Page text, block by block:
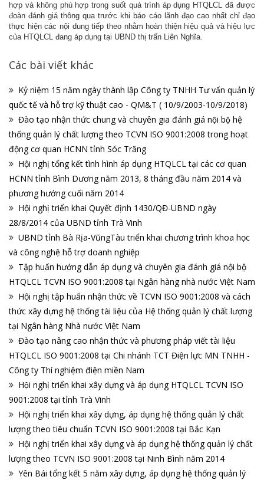
hợp và không phù hợp trong suốt quá trình áp dụng HTQLCL đã được
đoàn đánh giá thông qua trước khi báo cáo lãnh đạo cao nhất chỉ đạo
thực hiện các nội dung tiếp theo nhằm hoàn thiện hiệu quả và hiệu lực
của HTQLCL đang áp dụng tại UBND thị trấn Liên Nghĩa.
Các bài viết khác
Kỷ niệm 15 năm ngày thành lập Công ty TNHH Tư vấn quản lý
quốc tế và hỗ trợ kỹ thuật cao - QM&T ( 10/9/2003-10/9/2018)
Đào tạo nhận thức chung và chuyên gia đánh giá nội bộ hệ
thống quản lý chất lượng theo TCVN ISO 9001:2008 trong hoạt
động cơ quan HCNN tỉnh Sóc Trăng
Hội nghị tổng kết tình hình áp dụng HTQLCL tại các cơ quan
HCNN tỉnh Bình Dương năm 2013, 8 tháng đầu năm 2014 và
phương hướng cuối năm 2014
Hội nghị triển khai Quyết định 1430/QĐ-UBND ngày
28/8/2014 của UBND tỉnh Trà Vinh
UBND tỉnh Bà Rịa-VũngTàu triển khai chương trình khoa học
và công nghệ hỗ trợ doanh nghiệp
Tập huấn hướng dẫn áp dụng và chuyên gia đánh giá nội bộ
HTQLCL TCVN ISO 9001:2008 tại Ngân hàng nhà nước Việt Nam
Hội nghị tập huấn nhận thức về TCVN ISO 9001:2008 và cách
thức xây dựng hệ thống tài liệu của Hệ thống quản lý chất lượng
tại Ngân hàng Nhà nước Việt Nam
Đào tạo nâng cao nhận thức và phương pháp viết tài liệu
HTQLCL ISO 9001:2008 tại Chi nhánh TCT Điện lực MN TNHH -
Công ty Thí nghiệm điện miền Nam
Hội nghị triển khai xây dựng và áp dụng HTQLCL TCVN ISO
9001:2008 tại tỉnh Trà Vinh
Hội nghị triển khai xây dựng, áp dụng hệ thống quản lý chất
lượng theo tiêu chuẩn TCVN ISO 9001:2008 tại Bắc Kạn
Hội nghị triển khai xây dựng và áp dụng hệ thống quản lý chất
lượng theo TCVN ISO 9001:2008 tại Ninh Bình năm 2014
Yên Bái tổng kết 5 năm xây dựng, áp dụng hệ thống quản lý